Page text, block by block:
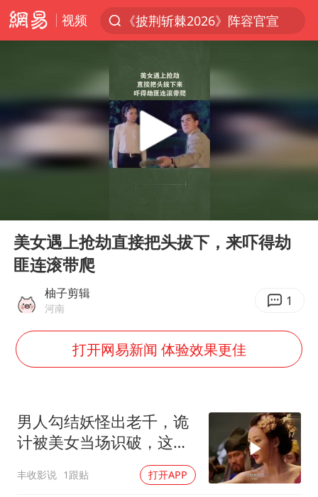
视频
见到女儿瞬间父亲眼里有了光
刘嘉玲晒与周星驰合照
香港刷新1884年以来最高气温纪录
独闯南太行的失联女生最后轨迹已确认
国足U17与阿森纳决赛取消 并列冠军
暑期研学游升温 在旅途中增长知识
BLG经理辟谣Bin离队
曹颖儿子首次演长剧
“开学三件套”全线暴涨
总书记点赞的非遗苗绣焕发新生机
Play
美女遇上抢劫直接把头拔下，来吓得劫
匪连滚带爬
柚子剪辑
河南 1
打开网易新闻 体验效果更佳
男人勾结妖怪出老千，诡
计被美女当场识破，这波
丰收影说 1跟贴 打开APP